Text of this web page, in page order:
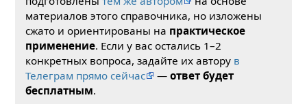
материалов этого справочника, но изложены
сжато и ориентированы на практическое
применение. Если у вас остались 1–2
конкретных вопроса, задайте их автору в
Телеграм прямо сейчас
—ответ будет
бесплатным.